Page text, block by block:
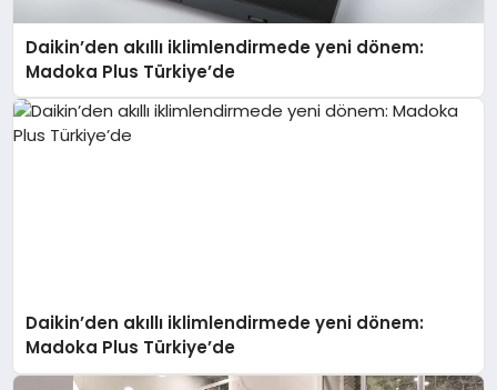
Daikin’den akıllı iklimlendirmede yeni dönem:
Madoka Plus Türkiye’de
Daikin’den akıllı iklimlendirmede yeni dönem:
Madoka Plus Türkiye’de